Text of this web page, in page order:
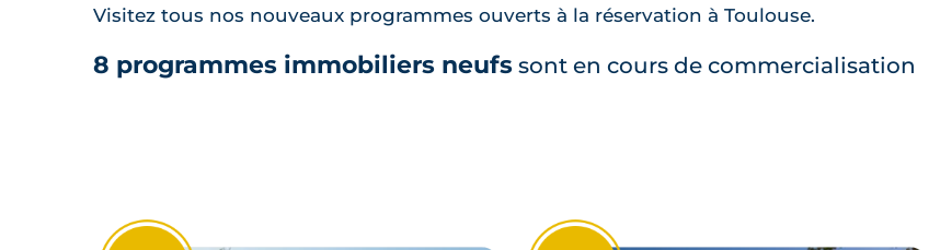
Visitez tous nos nouveaux programmes ouverts à la réservation à Toulouse.
8 programmes immobiliers neufssont en cours de commercialisation